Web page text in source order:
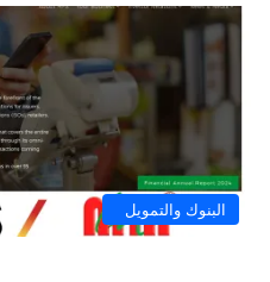
البنوك والتمويل